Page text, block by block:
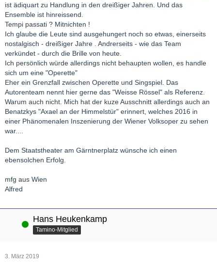
ist ädiquart zu Handlung in den dreißiger Jahren. Und das
Ensemble ist hinreissend.
Tempi passati ? Mitnichten !
Ich glaube die Leute sind ausgehungert noch so etwas, einerseits
nostalgisch - dreißiger Jahre . Andrerseits - wie das Team
verkündet - durch die Brille von heute.
Ich persönlich würde allerdings nicht behaupten wollen, es handle
sich um eine "Operette"
Eher ein Grenzfall zwischen Operette und Singspiel. Das
Autorenteam nennt hier gerne das "Weisse Rössel" als Referenz.
Warum auch nicht. Mich hat der kuze Ausschnitt allerdings auch an
Benatzkys "Axael an der Himmelstür" erinnert, welches 2016 in
einer Phänomenalen Inszenierung der Wiener Volksoper zu sehen
war....
Dem Staatstheater am Gärntnerplatz wünsche ich einen
ebensolchen Erfolg.
mfg aus Wien
Alfred
Online Hans Heukenkamp
Tamino-Mitglied
3. März 2019